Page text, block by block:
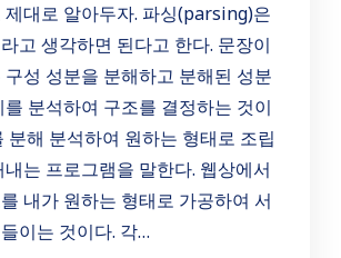
제대로 알아두자. 파싱(parsing)은
고 생각하면 된다고 한다. 문장이
구성 성분을 분해하고 분해된 성분
분석하여 구조를 결정하는 것이
분해 분석하여 원하는 형태로 조립
는 프로그램을 말한다. 웹상에서
내가 원하는 형태로 가공하여 서
이는 것이다. 각…